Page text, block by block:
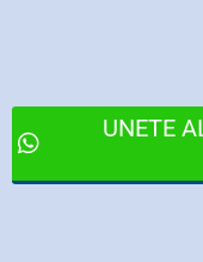
UNETE